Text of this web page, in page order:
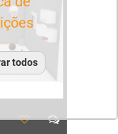
todos